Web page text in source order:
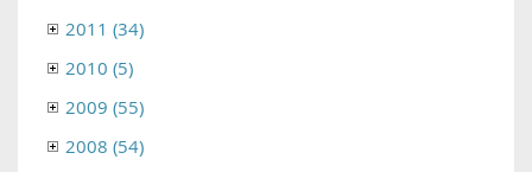
2011 (34)
2010 (5)
2009 (55)
2008 (54)